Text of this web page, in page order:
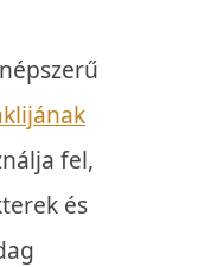
fel,
és